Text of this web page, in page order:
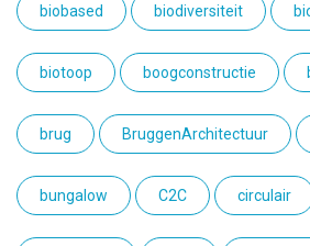
biobased biodiversiteit
biotoop boogconstructie
brug BruggenArchitectuur
bungalow C2C circulair